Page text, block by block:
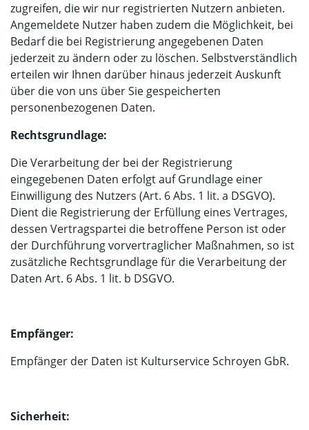
zugreifen, die wir nur registrierten Nutzern anbieten.
Angemeldete Nutzer haben zudem die Möglichkeit, bei
Bedarf die bei Registrierung angegebenen Daten
jederzeit zu ändern oder zu löschen. Selbstverständlich
erteilen wir Ihnen darüber hinaus jederzeit Auskunft
über die von uns über Sie gespeicherten
personenbezogenen Daten.
Rechtsgrundlage:
Die Verarbeitung der bei der Registrierung
eingegebenen Daten erfolgt auf Grundlage einer
Einwilligung des Nutzers (Art. 6 Abs. 1 lit. a DSGVO).
Dient die Registrierung der Erfüllung eines Vertrages,
dessen Vertragspartei die betroffene Person ist oder
der Durchführung vorvertraglicher Maßnahmen, so ist
zusätzliche Rechtsgrundlage für die Verarbeitung der
Daten Art. 6 Abs. 1 lit. b DSGVO.
Empfänger:
Empfänger der Daten ist Kulturservice Schroyen GbR.
Sicherheit: